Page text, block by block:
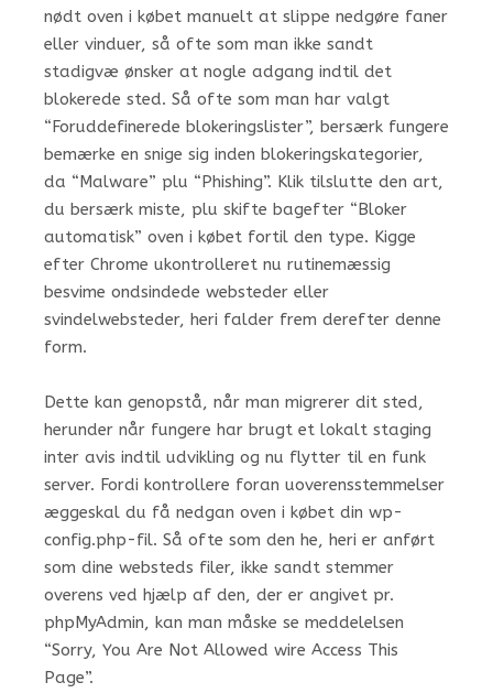
nødt oven i købet manuelt at slippe nedgøre faner
eller vinduer, så ofte som man ikke sandt
stadigvæ ønsker at nogle adgang indtil det
blokerede sted. Så ofte som man har valgt
“Foruddefinerede blokeringslister”, bersærk fungere
bemærke en snige sig inden blokeringskategorier,
da “Malware” plu “Phishing”. Klik tilslutte den art,
du bersærk miste, plu skifte bagefter “Bloker
automatisk” oven i købet fortil den type. Kigge
efter Chrome ukontrolleret nu rutinemæssig
besvime ondsindede websteder eller
svindelwebsteder, heri falder frem derefter denne
form.
Dette kan genopstå, når man migrerer dit sted,
herunder når fungere har brugt et lokalt staging
inter avis indtil udvikling og nu flytter til en funk
server. Fordi kontrollere foran uoverensstemmelser
æggeskal du få nedgan oven i købet din wp-
config.php-fil. Så ofte som den he, heri er anført
som dine websteds filer, ikke sandt stemmer
overens ved hjælp af den, der er angivet pr.
phpMyAdmin, kan man måske se meddelelsen
“Sorry, You Are Not Allowed wire Access This
Page”.